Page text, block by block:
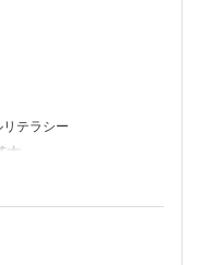
ォール（落とし穴）
テラシー